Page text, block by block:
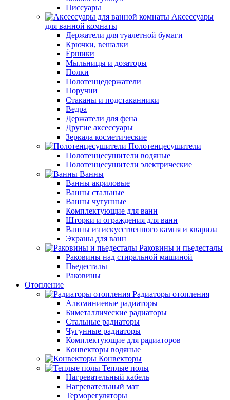
Писсуары
Аксессуары
для ванной комнаты
Держатели для туалетной бумаги
Крючки, вешалки
Ёршики
Мыльницы и дозаторы
Полки
Полотенцедержатели
Поручни
Стаканы и подстаканники
Ведра
Держатели для фена
Другие аксессуары
Зеркала косметические
Полотенцесушители
Полотенцесушители водяные
Полотенцесушители электрические
Ванны
Ванны акриловые
Ванны стальные
Ванны чугунные
Комплектующие для ванн
Шторки и ограждения для ванн
Ванны из искусственного камня и кварила
Экраны для ванн
Раковины и пьедесталы
Раковины над стиральной машиной
Пьедесталы
Раковины
Отопление
Радиаторы отопления
Алюминиевые радиаторы
Биметаллические радиаторы
Стальные радиаторы
Чугунные радиаторы
Комплектующие для радиаторов
Конвекторы водяные
Конвекторы
Теплые полы
Нагревательный кабель
Нагревательный мат
Терморегуляторы